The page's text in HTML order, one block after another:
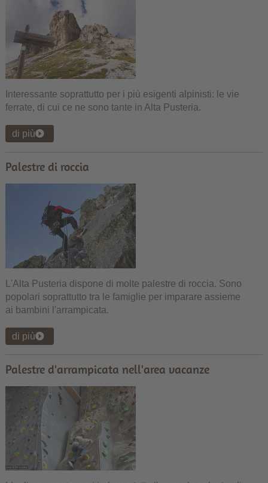
Interessante soprattutto per i più esigenti alpinisti: le vie
ferrate, di cui ce ne sono tante in Alta Pusteria.
di più
Palestre di roccia
L'Alta Pusteria dispone di molte palestre di roccia. Sono
popolari soprattutto tra le famiglie per imparare assieme
ai bambini l'arrampicata.
di più
Palestre d'arrampicata nell'area vacanze